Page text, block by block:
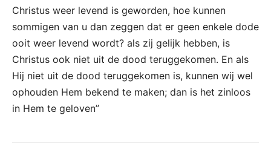
Christus weer levend is geworden, hoe kunnen
sommigen van u dan zeggen dat er geen enkele dode
ooit weer levend wordt? als zij gelijk hebben, is
Christus ook niet uit de dood teruggekomen. En als
Hij niet uit de dood teruggekomen is, kunnen wij wel
ophouden Hem bekend te maken; dan is het zinloos
in Hem te geloven”